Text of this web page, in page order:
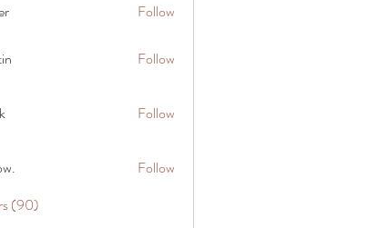
Follow
Follow
Follow
Follow
(90)